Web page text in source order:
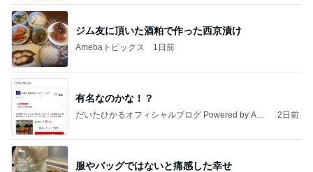
ジム友に頂いた酒粕で作った西京漬け
Amebaトピックス 1日前
有名なのかな！？
だいたひかるオフィシャルブログ Powered by Ame
2日前
服やバッグではないと痛感した幸せ